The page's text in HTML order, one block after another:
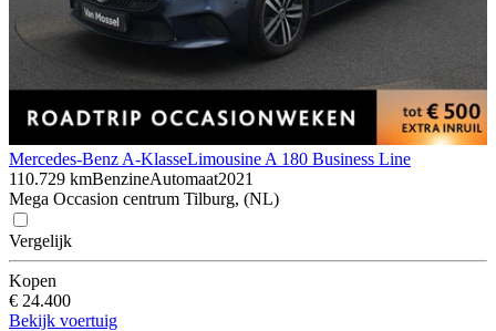
Mercedes-Benz A-KlasseLimousine A 180 Business Line
110.729 kmBenzineAutomaat2021
Mega Occasion centrum Tilburg, (NL)
Vergelijk
Kopen
€ 24.400
Bekijk voertuig